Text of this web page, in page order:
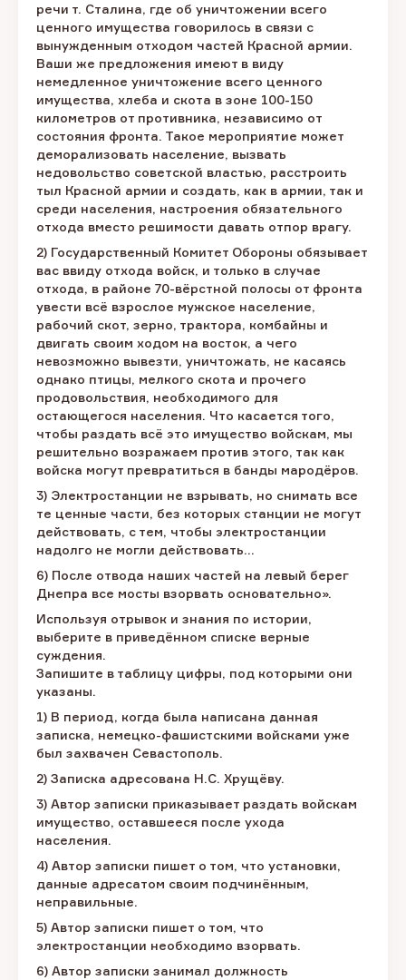
речи т. Сталина, где об уничтожении всего
ценного имущества говорилось в связи с
вынужденным отходом частей Красной армии.
Ваши же предложения имеют в виду
немедленное уничтожение всего ценного
имущества, хлеба и скота в зоне 100-150
километров от противника, независимо от
состояния фронта. Такое мероприятие может
деморализовать население, вызвать
недовольство советской властью, расстроить
тыл Красной армии и создать, как в армии, так и
среди населения, настроения обязательного
отхода вместо решимости давать отпор врагу.
2) Государственный Комитет Обороны обязывает
вас ввиду отхода войск, и только в случае
отхода, в районе 70-вёрстной полосы от фронта
увести всё взрослое мужское население,
рабочий скот, зерно, трактора, комбайны и
двигать своим ходом на восток, а чего
невозможно вывезти, уничтожать, не касаясь
однако птицы, мелкого скота и прочего
продовольствия, необходимого для
остающегося населения. Что касается того,
чтобы раздать всё это имущество войскам, мы
решительно возражаем против этого, так как
войска могут превратиться в банды мародёров.
3) Электростанции не взрывать, но снимать все
те ценные части, без которых станции не могут
действовать, с тем, чтобы электростанции
надолго не могли действовать…
6) После отвода наших частей на левый берег
Днепра все мосты взорвать основательно».
Используя отрывок и знания по истории,
выберите в приведённом списке верные
суждения.
Запишите в таблицу цифры, под которыми они
указаны.
1) В период, когда была написана данная
записка, немецко-фашистскими войсками уже
был захвачен Севастополь.
2) Записка адресована Н.С. Хрущёву.
3) Автор записки приказывает раздать войскам
имущество, оставшееся после ухода
населения.
4) Автор записки пишет о том, что установки,
данные адресатом своим подчинённым,
неправильные.
5) Автор записки пишет о том, что
электростанции необходимо взорвать.
6) Автор записки занимал должность